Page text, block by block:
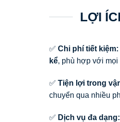
LỢI
✅ Chi phí tiết kiệm:
kể, phù hợp với
✅ Tiện lợi trong
chuyển qua nhiều
✅ Dịch vụ đa dạng: